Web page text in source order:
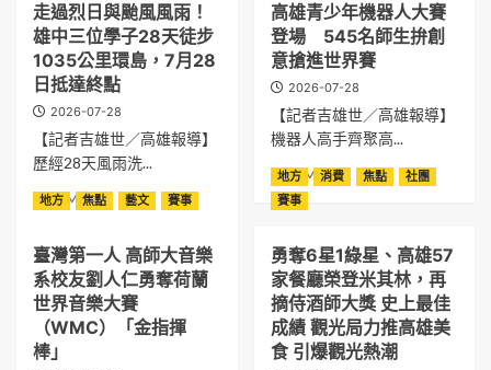
2026
臺
灣
西
洋
棋
國
際
開
睽
違
7
年
重
2026
高
雄
獎
得
名
曉
向
長
年
深
耕
走過烈日與颱風風雨！
雄中三位學子28天徒步
1035公里環島，7月28
日抵達終點
2026-07-28
【記者吉雄世／高雄報導】
歷經28天風雨洗...
Read MoreRead
走
過
烈
日
與
高雄青少年機器人大賽
登場 545名師生拚創
意搶進世界賽
2026-07-28
【記者吉雄世／高雄報導】
機器人高手齊聚高...
Read MoreRead
雄
青
少
年
機
器
地方 焦點 藝文 賽事
臺灣第一人 高師大音樂
系校友劉人仁勇奪荷蘭
世界音樂大賽
（WMC）「金指揮
棒」
地方 消費 焦點
社團
賽事
勇奪6星1綠星、高雄57
家餐廳榮登米其林，再
摘侍酒師大獎 史上最佳
成績 觀光局力推高雄美
食 引爆觀光熱潮